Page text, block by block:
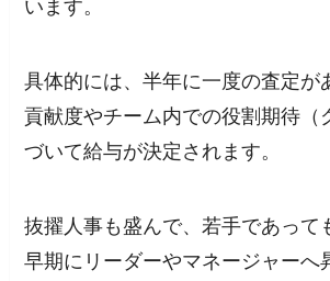
います。
具体的には、半年に一度の査定が
貢献度やチーム内での役割期待（
づいて給与が決定されます。
抜擢人事も盛んで、若手であって
早期にリーダーやマネージャーへ